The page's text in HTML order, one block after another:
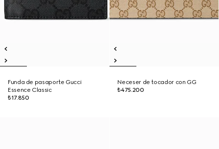
Funda de pasaporte Gucci
Essence Classic
₺17.850
Neceser de tocador con GG
₺475.200